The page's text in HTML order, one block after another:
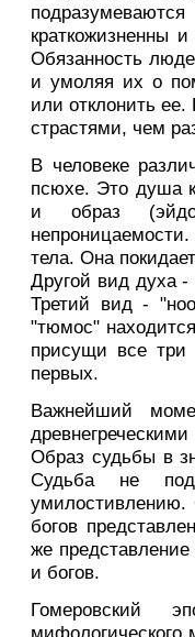
краткожизненны
Обязанность
и умоляя их о
или отклонить
страстями, чем
В человеке
псюхе. Это душа
и образ
тела. Она
Другой вид духа
Третий вид -
"тюмос"
присущи все три
пеpвых.
Важнейший
Образ судьбы в
Судьба не
умилостивлению.
богов
же
и богов.
Гомеровский